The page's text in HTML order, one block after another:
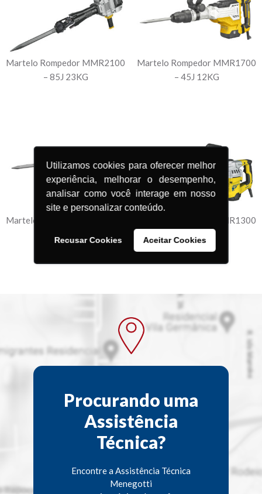
Utilizamos cookies para oferecer melhor
experiência, melhorar o desempenho,
analisar como você interage em nosso
site e personalizar conteúdo.
Recusar Cookies Aceitar Cookies
Martelo Rompedor MMR2100
– 85J 23KG
Martelo Rompedor MMR1700
– 45J 12KG
Martelo Rompedor MMR1300
Martelo Rompedor MMR1300
– 15J 8KG
Procurando uma
Assistência
Técnica?
Encontre a Assistência Técnica
Menegotti